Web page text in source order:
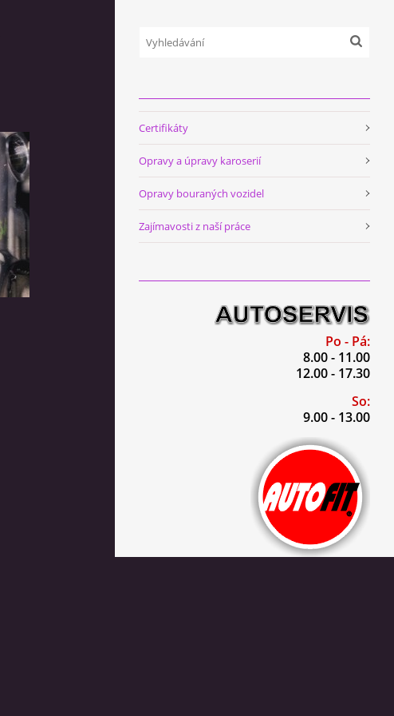
Certifikáty
Opravy a úpravy karoserií
Opravy bouraných vozidel
Zajímavosti z naší práce
Po - Pá:
8.00 - 11.00
12.00 - 17.30
So:
9.00 - 13.00